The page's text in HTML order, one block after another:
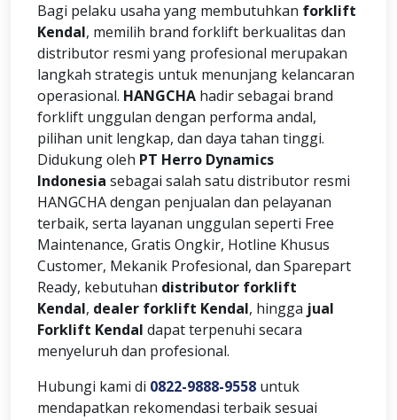
Bagi pelaku usaha yang membutuhkan forklift
Kendal, memilih brand forklift berkualitas dan
distributor resmi yang profesional merupakan
langkah strategis untuk menunjang kelancaran
operasional. HANGCHA hadir sebagai brand
forklift unggulan dengan performa andal,
pilihan unit lengkap, dan daya tahan tinggi.
Didukung oleh PT Herro Dynamics
Indonesia sebagai salah satu distributor resmi
HANGCHA dengan penjualan dan pelayanan
terbaik, serta layanan unggulan seperti Free
Maintenance, Gratis Ongkir, Hotline Khusus
Customer, Mekanik Profesional, dan Sparepart
Ready, kebutuhan distributor forklift
Kendal, dealer forklift Kendal, hingga jual
Forklift Kendal dapat terpenuhi secara
menyeluruh dan profesional.
Hubungi kami di 0822-9888-9558 untuk
mendapatkan rekomendasi terbaik sesuai